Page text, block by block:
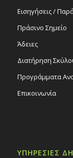
Εισηγήσεις /
Πράσινο Σημείο
Άδειες
Διατήρηση
Προγράμματα
Επικοινωνία
ΥΠΗΡΕΣΙΕΣ